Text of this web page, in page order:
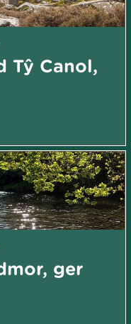
Tŷ Canol,
ger